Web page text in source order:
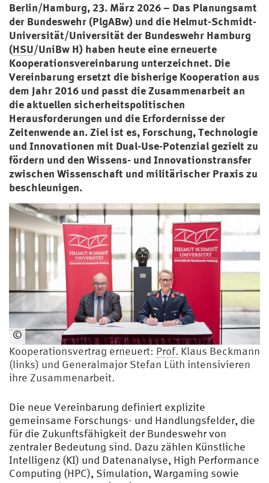
Berlin/Hamburg, 23. März 2026 – Das Planungsamt
der Bundeswehr (PlgABw) und die Helmut-Schmidt-
Universität/Universität der Bundeswehr Hamburg
(HSU/UniBw H) haben heute eine erneuerte
Kooperationsvereinbarung unterzeichnet. Die
Vereinbarung ersetzt die bisherige Kooperation aus
dem Jahr 2016 und passt die Zusammenarbeit an
die aktuellen sicherheitspolitischen
Herausforderungen und die Erfordernisse der
Zeitenwende an. Ziel ist es, Forschung, Technologie
und Innovationen mit Dual-Use-Potenzial gezielt zu
fördern und den Wissens- und Innovationstransfer
zwischen Wissenschaft und militärischer Praxis zu
beschleunigen.
©
Gelhausen/Bundeswehr/HSU/UniBwH
Kooperationsvertrag erneuert: Prof. Klaus Beckmann
(links) und Generalmajor Stefan Lüth intensivieren
ihre Zusammenarbeit.
Die neue Vereinbarung definiert explizite
gemeinsame Forschungs- und Handlungsfelder, die
für die Zukunftsfähigkeit der Bundeswehr von
zentraler Bedeutung sind. Dazu zählen Künstliche
Intelligenz (KI) und Datenanalyse, High Performance
Computing (HPC), Simulation, Wargaming sowie